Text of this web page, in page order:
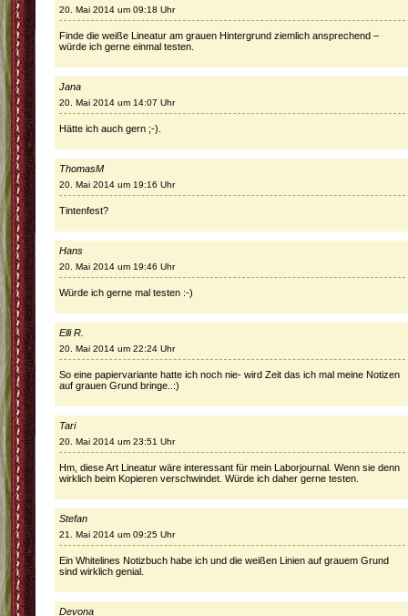
20. Mai 2014 um 09:18 Uhr
Finde die weiße Lineatur am grauen Hintergrund ziemlich ansprechend –
würde ich gerne einmal testen.
Jana
20. Mai 2014 um 14:07 Uhr
Hätte ich auch gern ;-).
ThomasM
20. Mai 2014 um 19:16 Uhr
Tintenfest?
Hans
20. Mai 2014 um 19:46 Uhr
Würde ich gerne mal testen :-)
Elli R.
20. Mai 2014 um 22:24 Uhr
So eine papiervariante hatte ich noch nie- wird Zeit das ich mal meine Notizen
auf grauen Grund bringe..:)
Tari
20. Mai 2014 um 23:51 Uhr
Hm, diese Art Lineatur wäre interessant für mein Laborjournal. Wenn sie denn
wirklich beim Kopieren verschwindet. Würde ich daher gerne testen.
Stefan
21. Mai 2014 um 09:25 Uhr
Ein Whitelines Notizbuch habe ich und die weißen Linien auf grauem Grund
sind wirklich genial.
Devona